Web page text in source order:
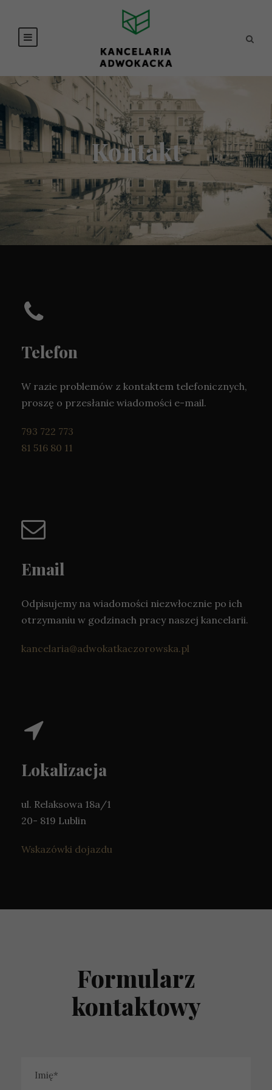
Kontakt
Telefon
W razie problemów z kontaktem telefonicznych,
proszę o przesłanie wiadomości e-mail.
793 722 773
81 516 80 11
Email
Odpisujemy na wiadomości niezwłocznie po ich
otrzymaniu w godzinach pracy naszej kancelarii.
kancelaria@adwokatkaczorowska.pl
Lokalizacja
ul. Relaksowa 18a/1
20- 819 Lublin
Wskazówki dojazdu
Formularz
kontaktowy